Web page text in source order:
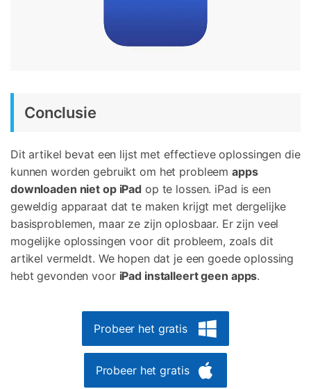
Conclusie
Dit artikel bevat een lijst met effectieve oplossingen die
kunnen worden gebruikt om het probleem apps
downloaden niet op iPad op te lossen. iPad is een
geweldig apparaat dat te maken krijgt met dergelijke
basisproblemen, maar ze zijn oplosbaar. Er zijn veel
mogelijke oplossingen voor dit probleem, zoals dit
artikel vermeldt. We hopen dat je een goede oplossing
hebt gevonden voor iPad installeert geen apps.
Probeer het gratis
Probeer het gratis